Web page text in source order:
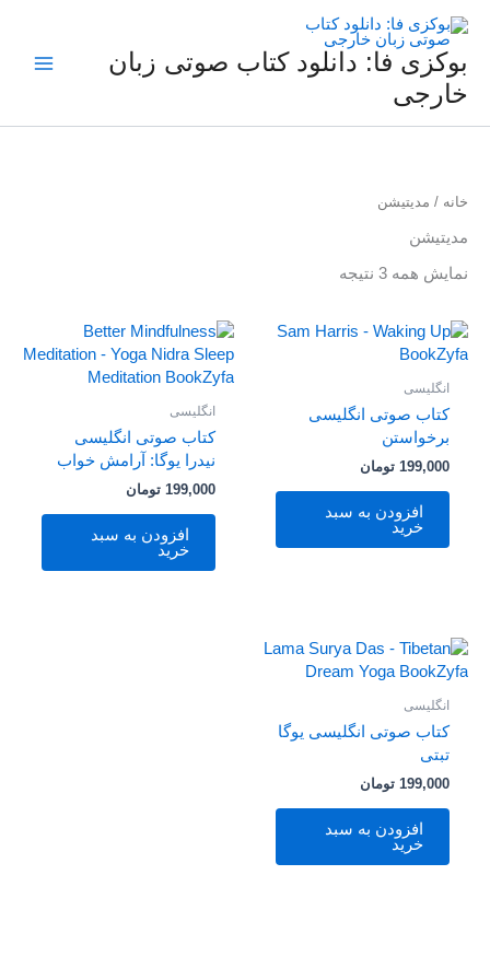
بوکزی فا: دانلود کتاب صوتی زبان
خارجی
خانه / مدیتیشن
مدیتیشن
نمایش همه 3 نتیجه
انگلیسی
کتاب صوتی انگلیسی
برخواستن
199,000 تومان
افزودن به سبد
خرید
انگلیسی
کتاب صوتی انگلیسی
نیدرا یوگا: آرامش خواب
199,000 تومان
افزودن به سبد
خرید
انگلیسی
کتاب صوتی انگلیسی یوگا
تبتی
199,000 تومان
افزودن به سبد
خرید